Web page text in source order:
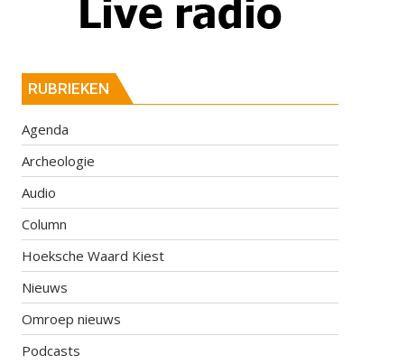
RUBRIEKEN
Agenda
Archeologie
Audio
Column
Hoeksche Waard Kiest
Nieuws
Omroep nieuws
Podcasts